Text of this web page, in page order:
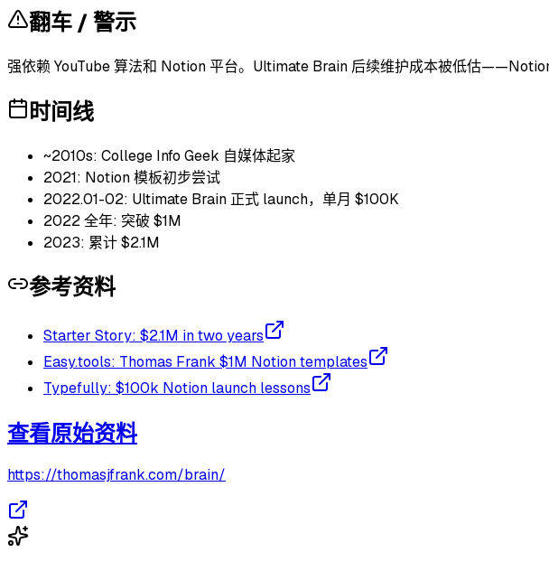
翻车 / 警示
强依赖 YouTube 算法和 Notion 平台。Ultimate Brain 后续维护成本被低估
时间线
~2010s: College Info Geek 自媒体起家
2021: Notion 模板初步尝试
2022.01-02: Ultimate Brain 正式 launch，单月 $100K
2022 全年: 突破 $1M
2023: 累计 $2.1M
参考资料
Starter Story: $2.1M in two years
Easy.tools: Thomas Frank $1M Notion templates
Typefully: $100k Notion launch lessons
查看原始资料
https://thomasjfrank.com/brain/